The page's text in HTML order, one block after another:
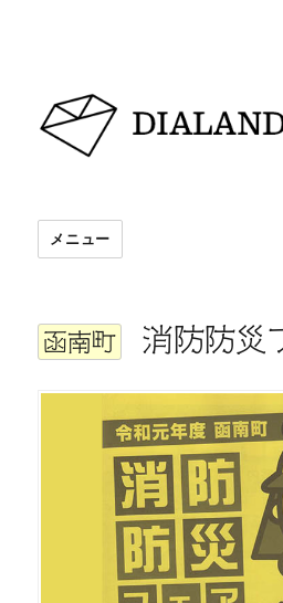
DIALAND.JP NEWS
メニュー
函南町 消防防災